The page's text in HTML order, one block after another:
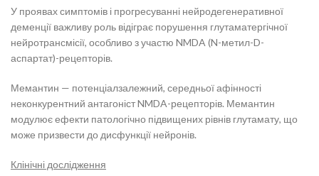
У проявах симптомів і прогресуванні нейродегенеративної
деменції важливу роль відіграє порушення глутаматергічної
нейротрансмісії, особливо з участю NMDA (N-метил-D-
аспартат)-рецепторів.
Мемантин — потенціалзалежний, середньої афінності
неконкурентний антагоніст NMDA-рецепторів. Мемантин
модулює ефекти патологічно підвищених рівнів глутамату, що
може призвести до дисфункції нейронів.
Клінічні дослідження